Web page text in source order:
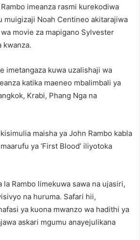
imeanza rasmi kurekodiwa
muigizaji Noah Centineo akitarajiwa
movie za mapigano Sylvester
kwanza.
imetangaza kuwa uzalishaji wa
katika maeneo mbalimbali ya
Krabi, Phang Nga na
maisha ya John Rambo kabla
ya ‘First Blood’ iliyotoka
la Rambo limekuwa sawa na ujasiri,
na huruma. Safari hii,
ya kuona mwanzo wa hadithi ya
askari mgumu anayejulikana